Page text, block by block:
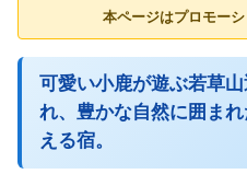
本ページはプロモー
可愛い小鹿が遊ぶ若草
れ、豊かな自然に囲ま
える宿。